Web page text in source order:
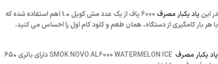
در این پاد یکبار مصرف
از یک عدد مش کویل 1.0 اهم استفاده شده که
با هر بار کامگیری از دستگاه، همان طعم و کلود کام اول را احساس می کنید.
پاد یکبار مصرف
دارای باتری 650